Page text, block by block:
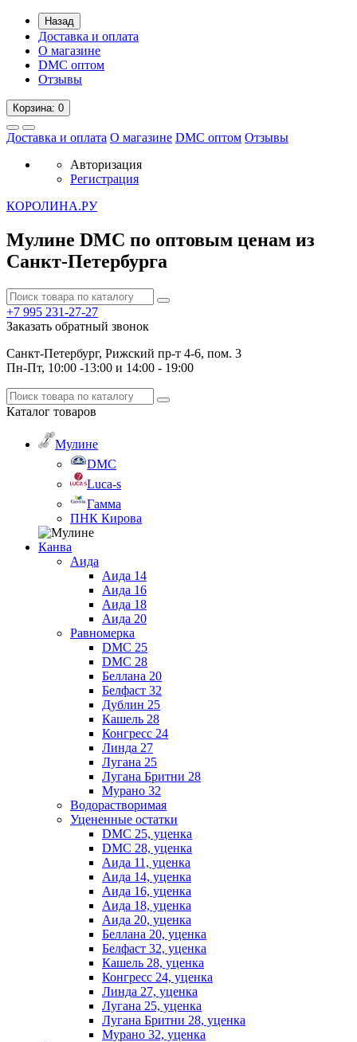
Назад
Доставка и оплата
О магазине
DMC оптом
Отзывы
Корзина: 0
Доставка и оплата О магазине DMC оптом Отзывы
Авторизация
Регистрация
КОРОЛИНА.РУ
Мулине DMC по оптовым ценам из
Санкт-Петербурга
+7 995 231-27-27
Заказать обратный звонок
Санкт-Петербург, Рижский пр-т 4-6, пом. 3
Пн-Пт, 10:00 -13:00 и 14:00 - 19:00
Каталог товаров
Мулине
DMC
Luca-s
Гамма
ПНК Кирова
Канва
Аида
Аида 14
Аида 16
Аида 18
Аида 20
Равномерка
DMC 25
DMC 28
Беллана 20
Белфаст 32
Дублин 25
Кашель 28
Конгресс 24
Линда 27
Лугана 25
Лугана Бритни 28
Мурано 32
Водорастворимая
Уцененные остатки
DMC 25, уценка
DMC 28, уценка
Аида 11, уценка
Аида 14, уценка
Аида 16, уценка
Аида 18, уценка
Аида 20, уценка
Беллана 20, уценка
Белфаст 32, уценка
Кашель 28, уценка
Конгресс 24, уценка
Линда 27, уценка
Лугана 25, уценка
Лугана Бритни 28, уценка
Мурано 32, уценка